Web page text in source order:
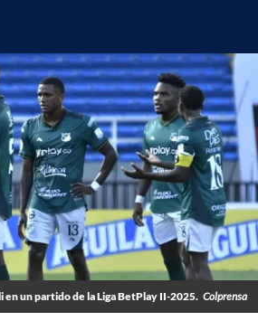
un partido de la Liga BetPlay II-2025. Colprensa